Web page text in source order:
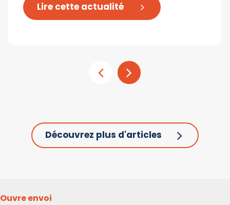
Lire cette actualité
Découvrez plus d'articles
Ouvre envoi